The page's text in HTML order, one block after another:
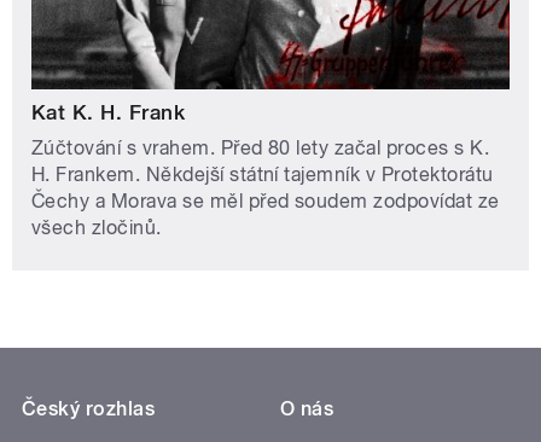
Kat K. H. Frank
Zúčtování s vrahem. Před 80 lety začal proces s K.
H. Frankem. Někdejší státní tajemník v Protektorátu
Čechy a Morava se měl před soudem zodpovídat ze
všech zločinů.
Český rozhlas
O nás